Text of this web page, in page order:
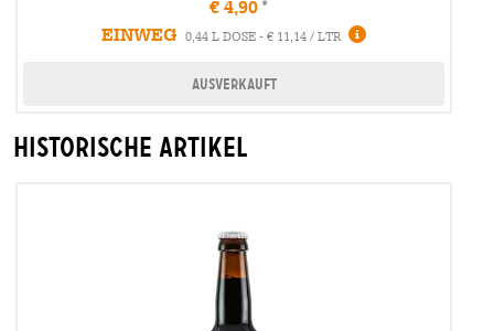
€ 4,90
EINWEG
0,44 L DOSE - € 11,14 / LTR
Ausverkauft
Historische Artikel